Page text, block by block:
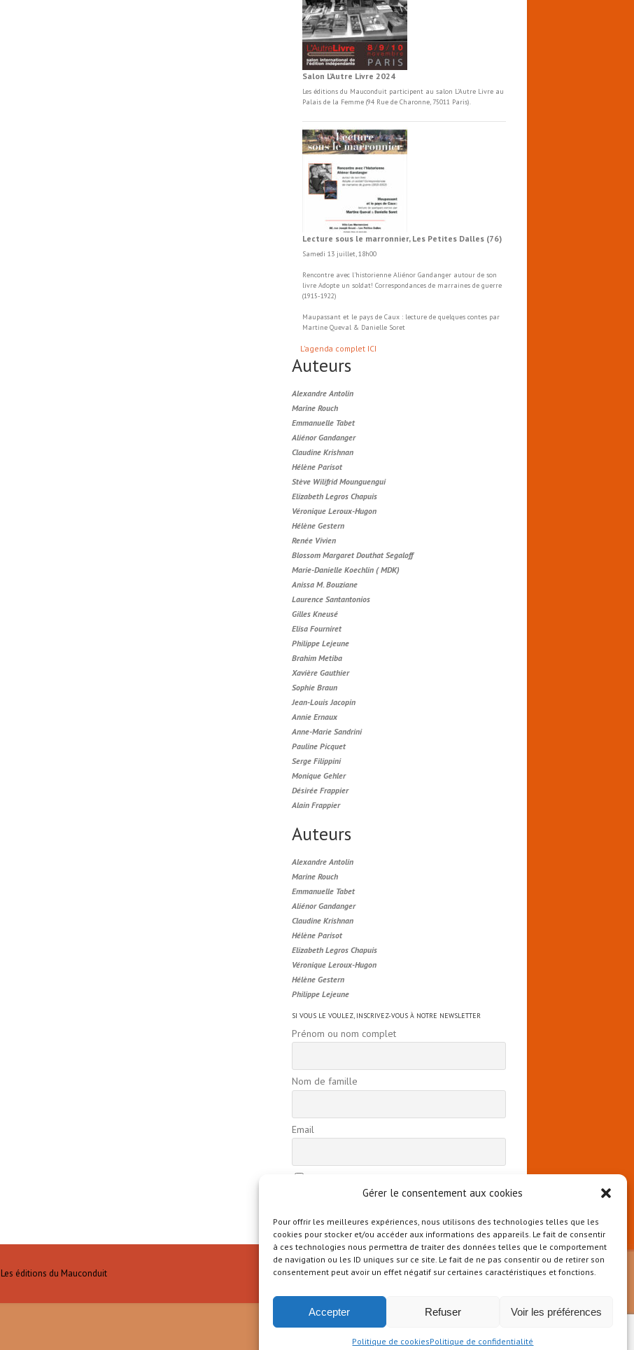
Gérer le consentement aux cookies
Pour offrir les meilleures expériences, nous utilisons des technologies telles que les
cookies pour stocker et/ou accéder aux informations des appareils. Le fait de consentir
à ces technologies nous permettra de traiter des données telles que le comportement
de navigation ou les ID uniques sur ce site. Le fait de ne pas consentir ou de retirer son
consentement peut avoir un effet négatif sur certaines caractéristiques et fonctions.
Accepter Refuser Voir les préférences
Politique de cookiesPolitique de confidentialité
Salon L’Autre Livre 2024
Les éditions du Mauconduit participent au salon L'Autre Livre au
Palais de la Femme (94 Rue de Charonne, 75011 Paris).
Lecture sous le marronnier, Les Petites Dalles (76)
Samedi 13 juillet, 18h00
Rencontre avec l'historienne Aliénor Gandanger autour de son
livre Adopte un soldat! Correspondances de marraines de guerre
(1915-1922)
Maupassant et le pays de Caux : lecture de quelques contes par
Martine Queval & Danielle Soret
L'agenda complet ICI
Auteurs
Alexandre Antolin
Marine Rouch
Emmanuelle Tabet
Aliénor Gandanger
Claudine Krishnan
Hélène Parisot
Stève Wilifrid Mounguengui
Elizabeth Legros Chapuis
Véronique Leroux-Hugon
Hélène Gestern
Renée Vivien
Blossom Margaret Douthat Segaloff
Marie-Danielle Koechlin ( MDK)
Anissa M. Bouziane
Laurence Santantonios
Gilles Kneusé
Elisa Fourniret
Philippe Lejeune
Brahim Metiba
Xavière Gauthier
Sophie Braun
Jean-Louis Jacopin
Annie Ernaux
Anne-Marie Sandrini
Pauline Picquet
Serge Filippini
Monique Gehler
Désirée Frappier
Alain Frappier
Auteurs
Alexandre Antolin
Marine Rouch
Emmanuelle Tabet
Aliénor Gandanger
Claudine Krishnan
Hélène Parisot
Elizabeth Legros Chapuis
Véronique Leroux-Hugon
Hélène Gestern
Philippe Lejeune
SI VOUS LE VOULEZ, INSCRIVEZ-VOUS À NOTRE NEWSLETTER
Prénom ou nom complet
Nom de famille
Email
Les éditions du Mauconduit